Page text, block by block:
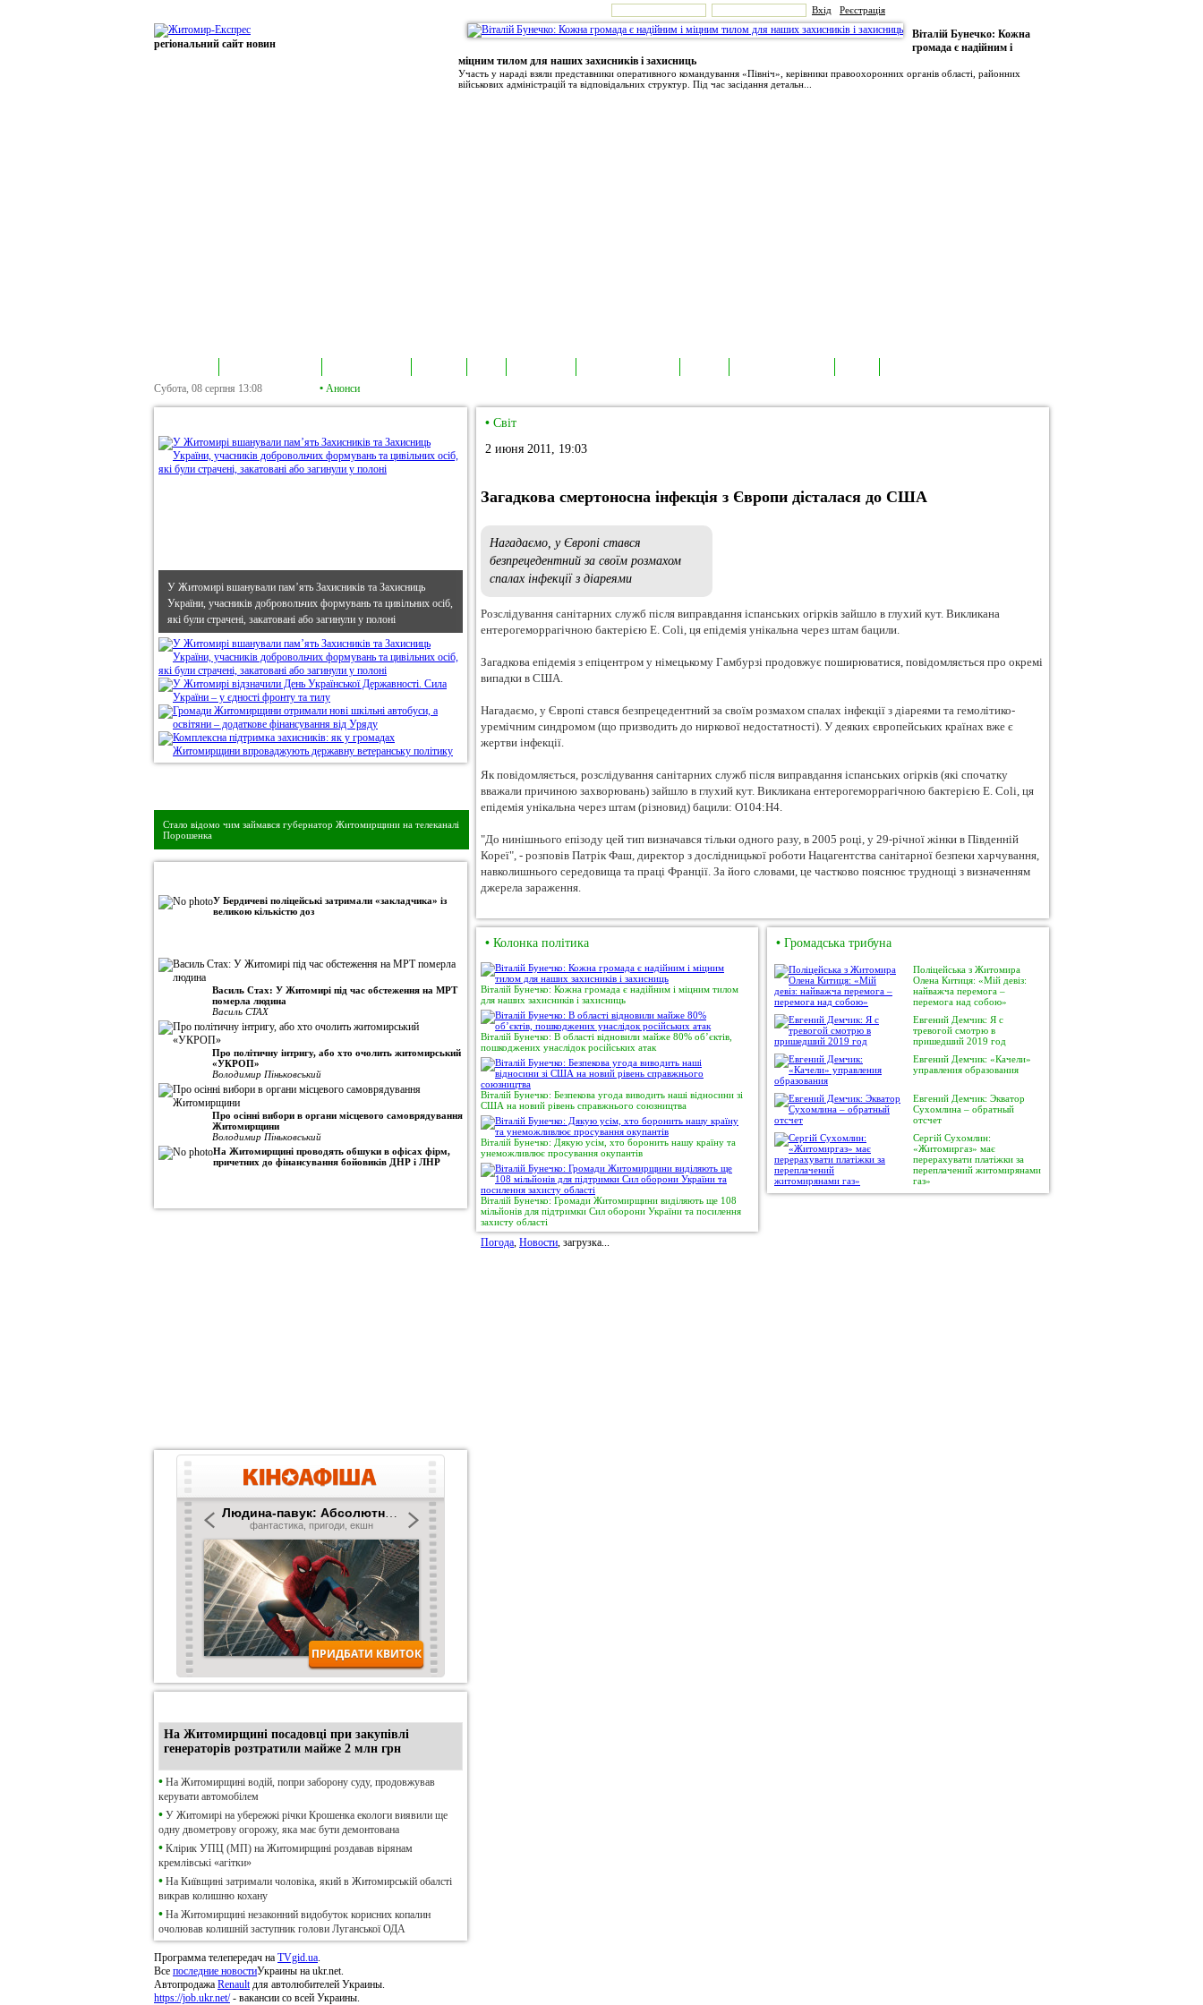
Вхід Реєстрація
регіональний сайт новин
Віталій Бунечко: Кожна
громада є надійним і
міцним тилом для наших захисників і захисниць
Участь у нараді взяли представники оперативного командування «Північ», керівники правоохоронних органів області, районних
військових адміністрацій та відповідальних структур. Під час засідання детальн...
Субота, 08 серпня 13:08 • Анонси
У Житомирі вшанували пам’ять Захисників та Захисниць
України, учасників добровольчих формувань та цивільних осіб,
які були страчені, закатовані або загинули у полоні
Стало відомо чим займався губернатор Житомирщини на телеканалі
Порошенка
У Бердичеві поліцейські затримали «закладчика» із
великою кількістю доз
Василь Стах: У Житомирі під час обстеження на МРТ
померла людина
Василь СТАХ
Про політичну інтригу, або хто очолить житомирський
«УКРОП»
Володимир Піньковський
Про осінні вибори в органи місцевого самоврядування
Житомирщини
Володимир Піньковський
На Житомирщині проводять обшуки в офісах фірм,
причетних до фінансування бойовиків ДНР і ЛНР
На Житомирщині посадовці при закупівлі
генераторів розтратили майже 2 млн грн
• На Житомирщині водій, попри заборону суду, продовжував
керувати автомобілем
• У Житомирі на убережжі річки Крошенка екологи виявили ще
одну двометрову огорожу, яка має бути демонтована
• Клірик УПЦ (МП) на Житомирщині роздавав вірянам
кремлівські «агітки»
• На Київщині затримали чоловіка, який в Житомирській обалсті
викрав колишню кохану
• На Житомирщині незаконний видобуток корисних копалин
очолював колишній заступник голови Луганської ОДА
Программа телепередач на TVgid.ua.
Все последние новостиУкраины на ukr.net.
Автопродажа Renaultдля автолюбителей Украины.
https://job.ukr.net/- вакансии со всей Украины.
• Світ
2 июня 2011, 19:03
Загадкова смертоносна інфекція з Європи дісталася до США
Нагадаємо, у Європі стався
безпрецедентний за своїм розмахом
спалах інфекції з діареями
Розслідування санітарних служб після виправдання іспанських огірків зайшло в глухий кут. Викликана
ентерогеморрагічною бактерією E. Coli, ця епідемія унікальна через штам бацили.
Загадкова епідемія з епіцентром у німецькому Гамбурзі продовжує поширюватися, повідомляється про окремі
випадки в США.
Нагадаємо, у Європі стався безпрецедентний за своїм розмахом спалах інфекції з діареями та гемолітико-
уремічним синдромом (що призводить до ниркової недостатності). У деяких європейських країнах вже є
жертви інфекції.
Як повідомляється, розслідування санітарних служб після виправдання іспанських огірків (які спочатку
вважали причиною захворювань) зайшло в глухий кут. Викликана ентерогеморрагічною бактерією E. Coli, ця
епідемія унікальна через штам (різновид) бацили: O104:H4.
"До нинішнього епізоду цей тип визначався тільки одного разу, в 2005 році, у 29-річної жінки в Південній
Кореї", - розповів Патрік Фаш, директор з дослідницької роботи Нацагентства санітарної безпеки харчування,
навколишнього середовища та праці Франції. За його словами, це частково пояснює труднощі з визначенням
джерела зараження.
• Колонка політика
Віталій Бунечко: Кожна громада є надійним і міцним тилом
для наших захисників і захисниць
Віталій Бунечко: В області відновили майже 80% об’єктів,
пошкоджених унаслідок російських атак
Віталій Бунечко: Безпекова угода виводить наші відносини зі
США на новий рівень справжнього союзництва
Віталій Бунечко: Дякую усім, хто боронить нашу країну та
унеможливлює просування окупантів
Віталій Бунечко: Громади Житомирщини виділяють ще 108
мільйонів для підтримки Сил оборони України та посилення
захисту області
• Громадська трибуна
Поліцейська з Житомира
Олена Китиця: «Мій девіз:
найважча перемога –
перемога над собою»
Евгений Демчик: Я с
тревогой смотрю в
пришедший 2019 год
Евгений Демчик: «Качели»
управления образования
Евгений Демчик: Экватор
Сухомлина – обратный
отсчет
Сергій Сухомлин:
«Житомиргаз» має
перерахувати платіжки за
переплачений житомирянами
газ»
Погода, Новости, загрузка...